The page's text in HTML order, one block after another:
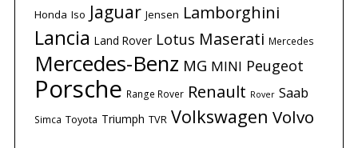
Honda Iso Jaguar Jensen Lamborghini
Lancia Land Rover Lotus Maserati Mercedes
Mercedes-Benz MG MINI Peugeot
Porsche Range Rover Renault Rover Saab
Simca Toyota Triumph TVR Volkswagen Volvo